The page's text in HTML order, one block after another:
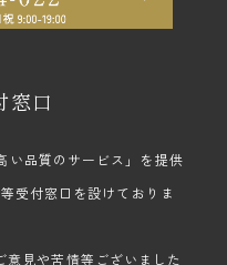
窓口
品質のサービス」を提供
受付窓口を設けておりま
意見や苦情等ございました